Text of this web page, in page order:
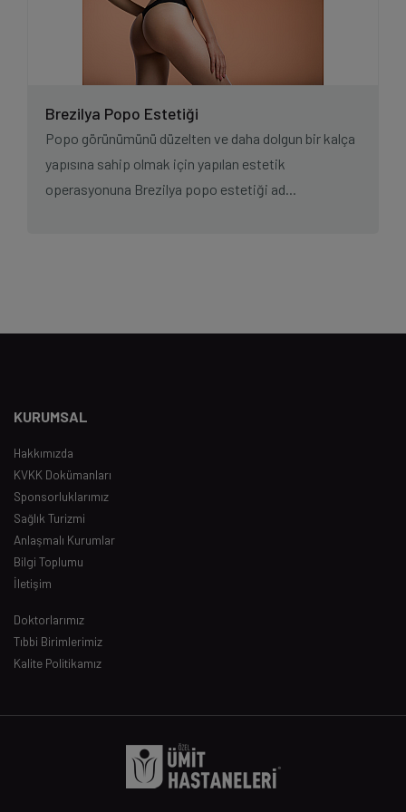
Brezilya Popo Estetiği
Popo görünümünü düzelten ve daha dolgun bir kalça
yapısına sahip olmak için yapılan estetik
operasyonuna Brezilya popo estetiği ad...
KURUMSAL
Hakkımızda
KVKK Dokümanları
Sponsorluklarımız
Sağlık Turizmi
Anlaşmalı Kurumlar
Bilgi Toplumu
İletişim
Doktorlarımız
Tıbbi Birimlerimiz
Kalite Politikamız